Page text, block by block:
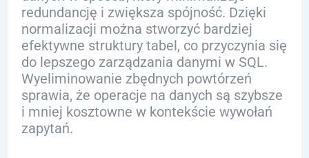
redundancję i zwiększa spójność. Dzięki
normalizacji można stworzyć bardziej
efektywne struktury tabel, co przyczynia się
do lepszego zarządzania danymi w SQL.
Wyeliminowanie zbędnych powtórzeń
sprawia, że operacje na danych są szybsze
i mniej kosztowne w kontekście wywołań
zapytań.